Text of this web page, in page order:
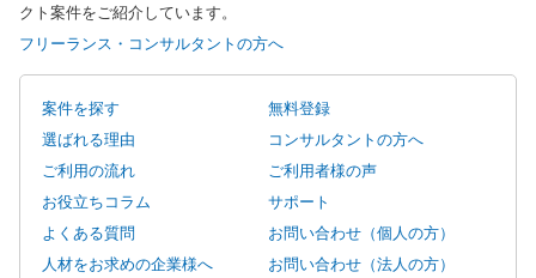
クト案件をご紹介しています。
フリーランス・コンサルタントの方へ
案件を探す
無料登録
選ばれる理由
コンサルタントの方へ
ご利用の流れ
ご利用者様の声
お役立ちコラム
サポート
よくある質問
お問い合わせ（個人の方）
人材をお求めの企業様へ
お問い合わせ（法人の方）